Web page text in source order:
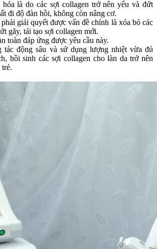
là do các sợi collagen trở nên yếu và đứt
đi độ đàn hồi, không còn nâng cơ.
giải quyết được vấn đề chính là xóa bỏ các
gãy, tái tạo sợi collagen mới.
toàn đáp ứng được yêu cầu này.
tác động sâu và sử dụng lượng nhiệt vừa đủ
hồi sinh các sợi collagen cho làn da trở nên